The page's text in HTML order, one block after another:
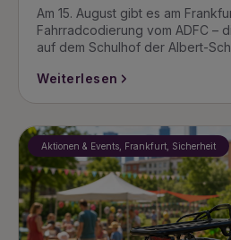
Am 15. August gibt es am
Fahrradcodierung vom ADFC –
auf dem Schulhof der Albert-
Weiterlesen
Aktionen & Events, Frankfurt, Sicherheit